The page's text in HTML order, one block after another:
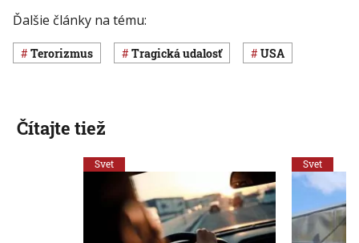
Ďalšie články na tému:
terorizmus Tragická udalosť USA
Čítajte tiež
Svet Svet